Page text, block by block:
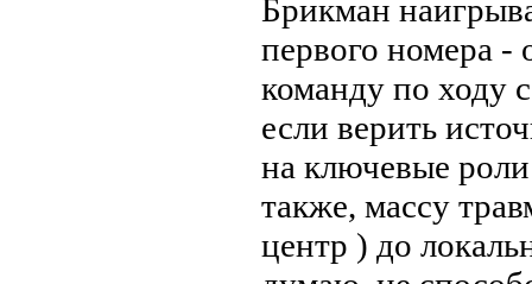
Брикман
первого номера -
команду по ходу
если верить
на ключевые
также, массу
центр ) до